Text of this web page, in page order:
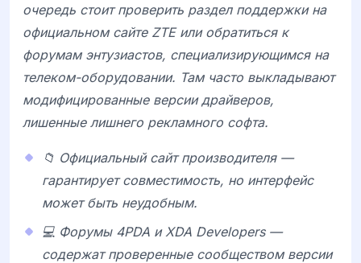
очередь стоит проверить раздел поддержки на
официальном сайте ZTE или обратиться к
форумам энтузиастов, специализирующимся на
телеком-оборудовании. Там часто выкладывают
модифицированные версии драйверов,
лишенные лишнего рекламного софта.
📁 Официальный сайт производителя —
гарантирует совместимость, но интерфейс
может быть неудобным.
💻 Форумы 4PDA и XDA Developers —
содержат проверенные сообществом версии